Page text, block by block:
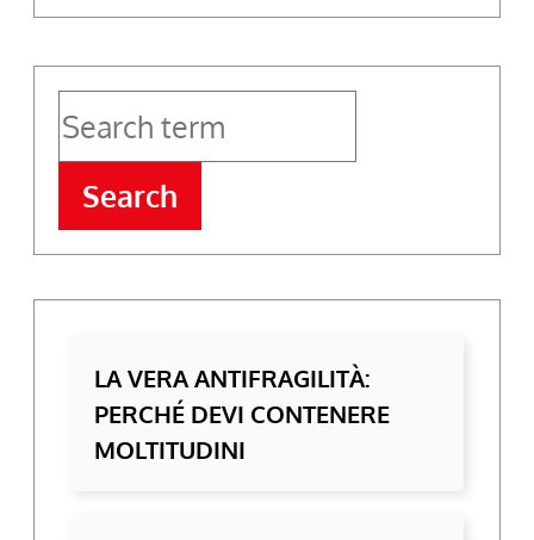
Search
LA VERA ANTIFRAGILITÀ:
PERCHÉ DEVI CONTENERE
MOLTITUDINI